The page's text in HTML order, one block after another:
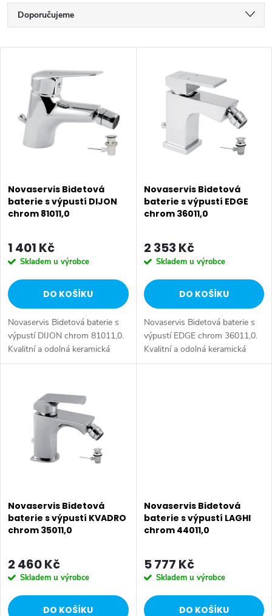
Ř
a
n
p
r
d
u
k
t
ů
Doporučujeme
Nejprodávanější
Abecedně
p
p
r
o
d
u
k
t
Novaservis Bidetová
baterie s výpustí DIJON
chrom 81011,0
1 401 Kč
Skladem u výrobce
DO KOŠÍKU
Novaservis Bidetová baterie s
výpustí DIJON chrom 81011,0.
Kvalitní a odolná keramická
kartuše 35 mm s prodlouženou
Novaservis Bidetová
baterie s výpustí EDGE
chrom 36011,0
2 353 Kč
Skladem u výrobce
DO KOŠÍKU
Novaservis Bidetová baterie s
výpustí EDGE chrom 36011,0.
Kvalitní a odolná keramická
kartuše 35 mm s prodlouženou
Novaservis Bidetová
baterie s výpustí KVADRO
chrom 35011,0
2 460 Kč
Skladem u výrobce
DO KOŠÍKU
Novaservis Bidetová
baterie s výpustí LAGHI
chrom 44011,0
5 777 Kč
Skladem u výrobce
DO KOŠÍKU